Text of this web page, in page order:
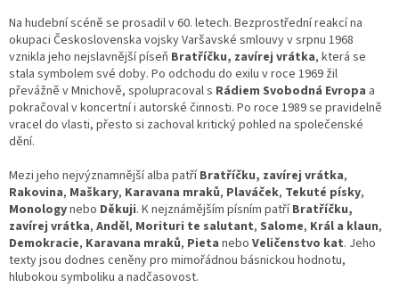
Na hudební scéně se prosadil v 60. letech. Bezprostřední reakcí na
okupaci Československa vojsky Varšavské smlouvy v srpnu 1968
vznikla jeho nejslavnější píseň Bratříčku, zavírej vrátka, která se
stala symbolem své doby. Po odchodu do exilu v roce 1969 žil
převážně v Mnichově, spolupracoval s Rádiem Svobodná Evropa a
pokračoval v koncertní i autorské činnosti. Po roce 1989 se pravidelně
vracel do vlasti, přesto si zachoval kritický pohled na společenské
dění.
Mezi jeho nejvýznamnější alba patříBratříčku, zavírej vrátka,
Rakovina, Maškary, Karavana mraků, Plaváček, Tekuté písky,
Monologynebo Děkuji. K nejznámějším písním patříBratříčku,
zavírej vrátka, Anděl, Morituri te salutant, Salome, Král a klaun,
Demokracie, Karavana mraků, Pieta nebo Veličenstvo kat. Jeho
texty jsou dodnes ceněny pro mimořádnou básnickou hodnotu,
hlubokou symboliku a nadčasovost.